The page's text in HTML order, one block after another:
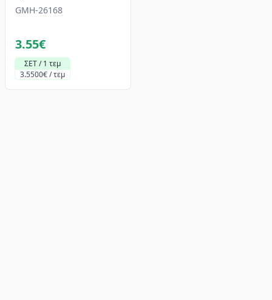
GMH-26168
3.55€
ΣΕΤ / 1 τεμ
3.5500€ / τεμ